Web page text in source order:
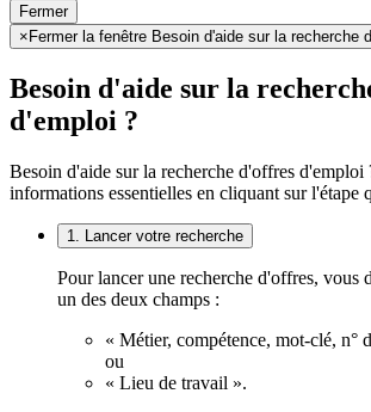
Fermer
× Fermer la fenêtre Besoin d'aide sur la recherche
Besoin d'aide sur la
d'emploi ?
Besoin d'aide sur la recherche d'offres d'emploi
informations essentielles en cliquant sur l'étape
1. Lancer votre recherche
Pour lancer une recherche d'offres, vous
un des deux champs :
« Métier, compétence, mot-clé, n°
ou
« Lieu de travail ».